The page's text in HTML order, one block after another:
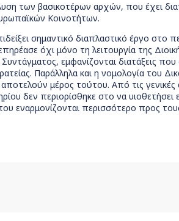
των βασικοτέρων αρχών, που έχει
Κοινοτήτων.
σημαντικό διαπλαστικό έργο στο
όχι μόνο τη λειτουργία της
εμφανίζονται διατάξεις
Παράλληλα και η νομολογία του
αποτελούν μέρος τούτου. Από τις
δεν περιορίσθηκε στο να υιοθετήσει
εναρμονίζονται περισσότερο προς